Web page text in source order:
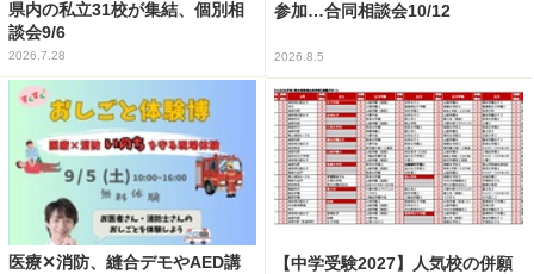
県内の私立31校が集結、個別相
談会9/6
2026.7.28
参加…合同相談会10/12
2026.8.5
医療✕消防、縫合デモやAED講
【中学受験2027】人気校の併願